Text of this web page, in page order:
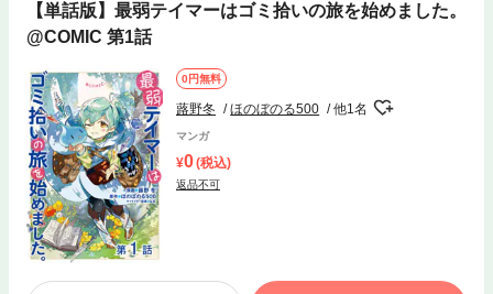
【単話版】最弱テイマーはゴミ拾いの旅を始めました。
@COMIC 第1話
0円無料
蕗野冬 ほのぼのる500 他1名
マンガ
0(税込)
返品不可